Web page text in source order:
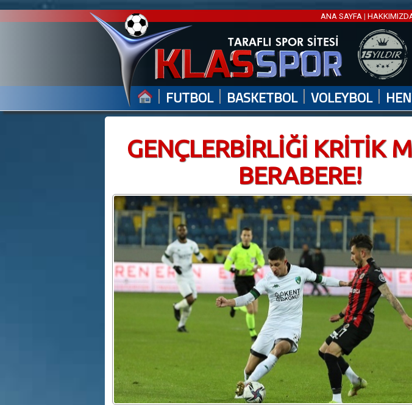
ANA SAYFA |
| FUTBOL | BASKETBOL | VOLEYBOL |
GENÇLERBİRLİĞİ KRİTİK
BERABERE!